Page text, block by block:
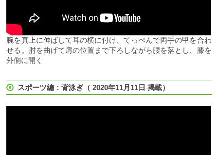
腕を真上に伸ばして耳の横に付け、てっぺんで両手の甲を合わ
せる。肘を曲げて肩の位置まで下ろしながら腰を落とし、膝を
外側に開く
スポーツ編：背泳ぎ（ 2020年11月11日 掲載）